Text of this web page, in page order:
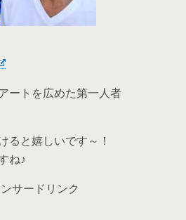
ートを広めた第一人者
ると嬉しいです～！
ね♪
サードリンク